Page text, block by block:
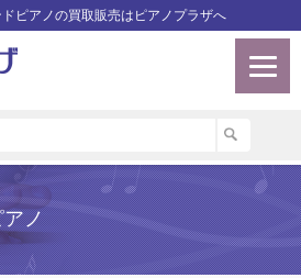
ピアノの買取販売はピアノプラザへ
アノ